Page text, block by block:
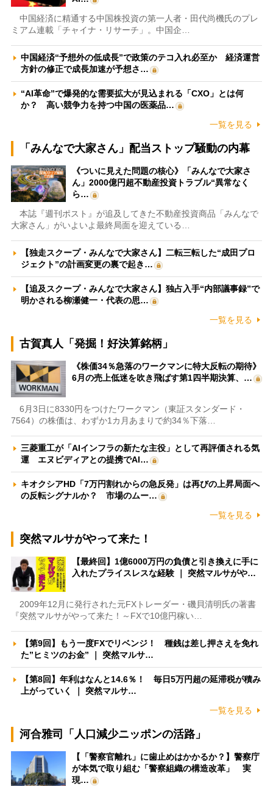
中国経済に精通する中国株投資の第一人者・田代尚機氏のプレ
ミアム連載「チャイナ・リサーチ」。中国企…
中国経済“予想外の低成長”で政策のテコ入れ必至か 経済運営
方針の修正で成長加速が予想さ…
“AI革命”で爆発的な需要拡大が見込まれる「CXO」とは何
か？ 高い競争力を持つ中国の医薬品…
一覧を見る
「みんなで大家さん」配当ストップ騒動の内幕
《ついに見えた問題の核心》「みんなで大家さ
ん」2000億円超不動産投資トラブル“異常なく
ら…
本誌『週刊ポスト』が追及してきた不動産投資商品「みんなで
大家さん」がいよいよ最終局面を迎えている…
【独走スクープ・みんなで大家さん】二転三転した“成田プロ
ジェクト”の計画変更の裏で起き…
【追及スクープ・みんなで大家さん】独占入手“内部議事録”で
明かされる柳瀬健一・代表の思…
一覧を見る
古賀真人「発掘！好決算銘柄」
《株価34％急落のワークマンに特大反転の期待》
6月の売上低迷を吹き飛ばす第1四半期決算、…
6月3日に8330円をつけたワークマン（東証スタンダード・
7564）の株価は、わずか1カ月あまりで約34％下落…
三菱重工が「AIインフラの新たな主役」として再評価される気
運 エヌビディアとの提携でAI…
キオクシアHD「7万円割れからの急反発」は再びの上昇局面へ
の反転シグナルか？ 市場のムー…
一覧を見る
突然マルサがやって来た！
【最終回】1億6000万円の負債と引き換えに手に
入れたプライスレスな経験 ｜ 突然マルサがや…
2009年12月に発行された元FXトレーダー・磯貝清明氏の著書
『突然マルサがやって来た！～FXで10億円稼い…
【第9回】もう一度FXでリベンジ！ 種銭は差し押さえを免れ
た”ヒミツのお金” ｜ 突然マルサ…
【第8回】年利はなんと14.6％！ 毎日5万円超の延滞税が積み
上がっていく ｜ 突然マルサ…
一覧を見る
河合雅司「人口減少ニッポンの活路」
【「警察官離れ」に歯止めはかかるか？】警察庁
が本気で取り組む「警察組織の構造改革」 実
現…